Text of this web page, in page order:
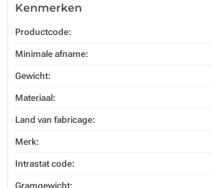
Kenmerken
Productcode:
Minimale afname:
Gewicht:
Materiaal:
Land van fabricage:
Merk:
Intrastat code:
Gramgewicht: